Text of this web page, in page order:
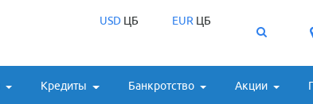
USDЦБ EUR ЦБ
Кредиты Банкротство Акции